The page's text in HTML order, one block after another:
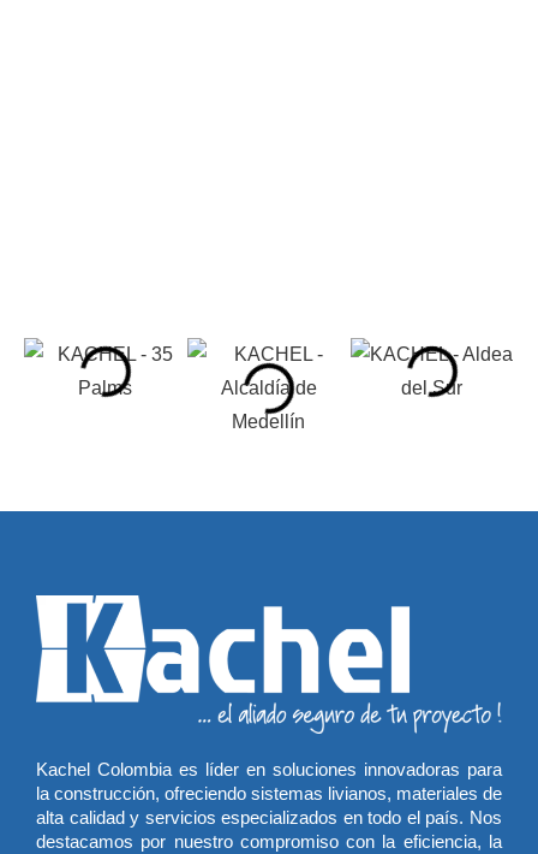
Kachel Colombia es líder en soluciones innovadoras para
la construcción, ofreciendo sistemas livianos, materiales de
alta calidad y servicios especializados en todo el país. Nos
destacamos por nuestro compromiso con la eficiencia, la